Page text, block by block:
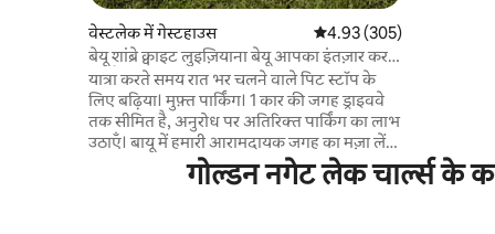
वेस्टलेक में गेस्टहाउस औसत रेटिंग 5 में से 4.93, 305
4.93 (305)
बेयू शांब्रे क्वाइट लुइज़ियाना बेयू आपका इंतज़ार कर
रहा है - 2 मेहमान
यात्रा करते समय रात भर चलने वाले पिट स्टॉप के
लिए बढ़िया। मुफ़्त पार्किंग। 1 कार की जगह ड्राइववे
तक सीमित है, अनुरोध पर अतिरिक्त पार्किंग का लाभ
उठाएँ। बायू में हमारी आरामदायक जगह का मज़ा लें।
चाहे आप शानदार गोल्फ़िंग क्षेत्रों के लिए शहर में हों,
या स्थानीय कैसीनो में से किसी एक में मज़ेदार रात
गोल्डन नगेट लेक चार्ल्स के